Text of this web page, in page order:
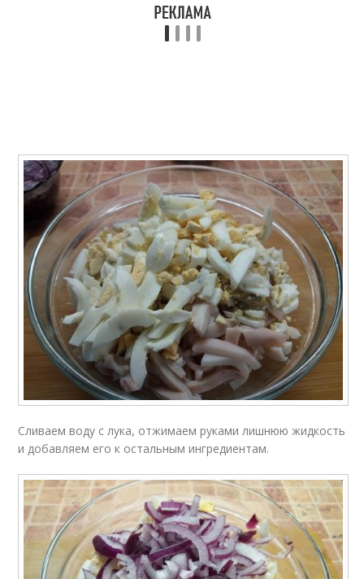
Сливаем воду с лука, отжимаем руками лишнюю жидкость
и добавляем его к остальным ингредиентам.